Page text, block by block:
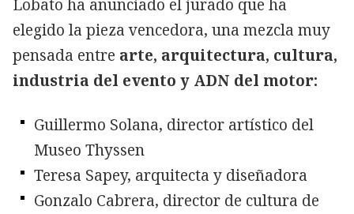
Lobato ha anunciado el jurado que ha
elegido la pieza vencedora, una mezcla muy
pensada entre arte, arquitectura, cultura,
industria del evento y ADN del motor:
Guillermo Solana, director artístico del
Museo Thyssen
Teresa Sapey, arquitecta y diseñadora
Gonzalo Cabrera, director de cultura de